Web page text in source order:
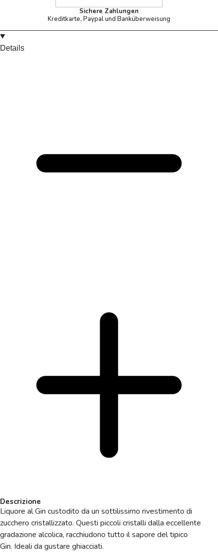
Sichere Zahlungen
Kreditkarte, Paypal und Banküberweisung
Details
Descrizione
Liquore al Gin custodito da un sottilissimo rivestimento di
zucchero cristallizzato. Questi piccoli cristalli dalla eccellente
gradazione alcolica, racchiudono tutto il sapore del tipico
Gin. Ideali da gustare ghiacciati.